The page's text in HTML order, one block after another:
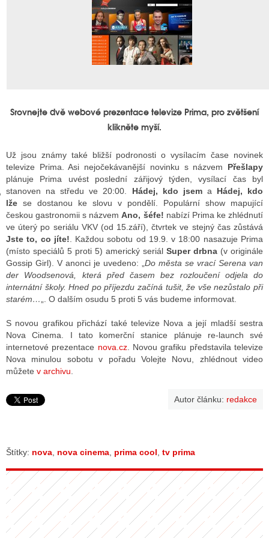
DISKUTÉRA NA RADIOTV
STARŠÍCH DISKUZÍ
Srovnejte dvě webové prezentace televize Prima, pro zvětšení
klikněte myší.
Už jsou známy také bližší podronosti o vysílacím čase novinek
televize Prima. Asi nejočekávanější novinku s názvem Přešlapy
plánuje Prima uvést poslední zářijový týden, vysílací čas byl
stanoven na středu ve 20:00. Hádej, kdo jsema Hádej, kdo
lže se dostanou ke slovu v pondělí. Populární show mapující
českou gastronomii s názvemAno, šéfe! nabízí Prima ke zhlédnutí
ve úterý po seriálu VKV (od 15.září), čtvrtek ve stejný čas zůstává
Jste to, co jíte! . Každou sobotu od 19.9. v 18:00 nasazuje Prima
(místo speciálů 5 proti 5) americký seriál Super drbna (v originále
Gossip Girl). V anonci je uvedeno: „ Do města se vrací Serena van
der Woodsenová, která před časem bez rozloučení odjela do
internátní školy. Hned po příjezdu začíná tušit, že vše nezůstalo při
starém…
„. O dalším osudu 5 proti 5 vás budeme informovat.
S novou grafikou přichází také televize Nova a její mladší sestra
Nova Cinema. I tato komerční stanice plánuje re-launch své
internetové prezentace nova.cz. Novou grafiku představila televize
Nova minulou sobotu v pořadu Volejte Novu, zhlédnout video
můžete v archivu
Autor článku: redakce
Štítky: nova nova cinema prima cool tv prima